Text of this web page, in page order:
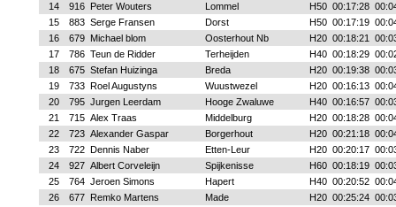
14
916 Peter Wouters Lommel H50 00:17:28
15
883 Serge Fransen Dorst H50 00:17:19
16
679 Michael blom Oosterhout Nb H20 00:18:21
17
786 Teun de Ridder Terheijden H40 00:18:29
18
675 Stefan Huizinga Breda H20 00:19:38
19
733 Roel Augustyns Wuustwezel H20 00:16:13
20
795 Jurgen Leerdam Hooge Zwaluwe H40 00:16:57
21
715 Alex Traas Middelburg H20 00:18:28
22
723 Alexander Gaspar Borgerhout H20 00:21:18
23
722 Dennis Naber Etten-Leur H20 00:20:17
24
927 Albert Corveleijn Spijkenisse H60 00:18:19
25
764 Jeroen Simons Hapert H40 00:20:52
26
677 Remko Martens Made H20 00:25:24